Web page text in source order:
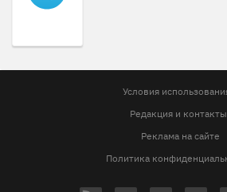
Условия
Редакция и контакты
Реклама на сайте
Политика